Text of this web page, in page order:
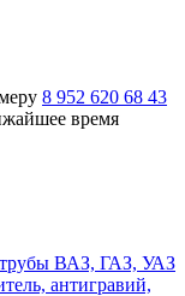
8 952 620 68 43
время
ВАЗ, ГАЗ, УАЗ
антигравий,